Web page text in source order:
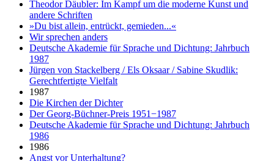
Theodor Däubler: Im Kampf um die moderne Kunst und
andere Schriften
»Du bist allein, entrückt, gemieden...«
Wir sprechen anders
Deutsche Akademie für Sprache und Dichtung: Jahrbuch
1987
Jürgen von Stackelberg / Els Oksaar / Sabine Skudlik:
Gerechtfertigte Vielfalt
1987
Die Kirchen der Dichter
Der Georg-Büchner-Preis 1951−1987
Deutsche Akademie für Sprache und Dichtung: Jahrbuch
1986
1986
Angst vor Unterhaltung?